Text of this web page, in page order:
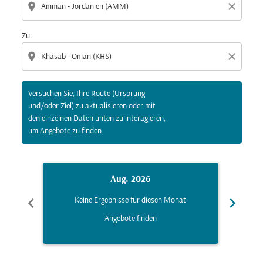
location_on close
Zu
location_on close
Versuchen Sie, Ihre Route (Ursprung
und/oder Ziel) zu aktualisieren oder mit
den einzelnen Daten unten zu interagieren,
um Angebote zu finden.
chevron_left
Aug. 2026
Keine Ergebnisse für diesen Monat
Angebote finden
chevron_right